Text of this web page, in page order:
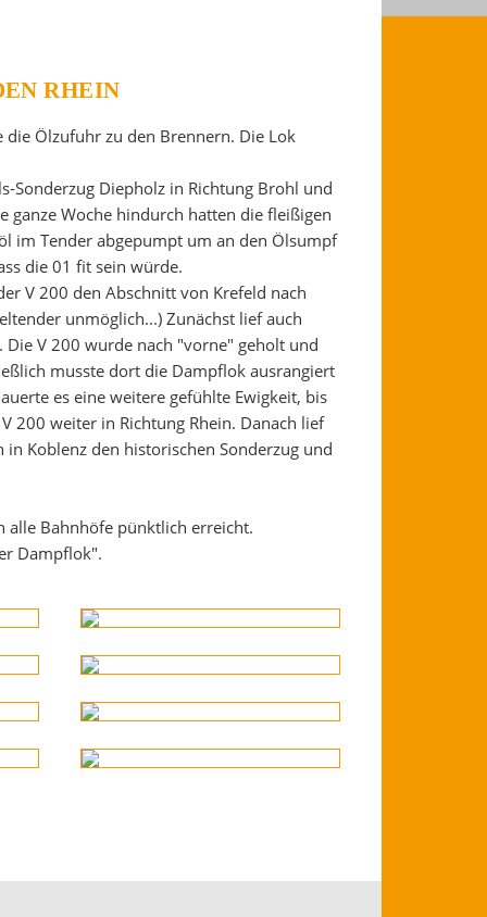
RHEIN
Ölzufuhr zu den Brennern. Die Lok
Sonderzug Diepholz in Richtung Brohl und
ganze Woche hindurch hatten die fleißigen
im Tender abgepumpt um an den Ölsumpf
die 01 fit sein würde.
V 200 den Abschnitt von Krefeld nach
unmöglich...) Zunächst lief auch
V 200 wurde nach "vorne" geholt und
musste dort die Dampflok ausrangiert
es eine weitere gefühlte Ewigkeit, bis
200 weiter in Richtung Rhein. Danach lief
Koblenz den historischen Sonderzug und
alle Bahnhöfe pünktlich erreicht.
Dampflok".